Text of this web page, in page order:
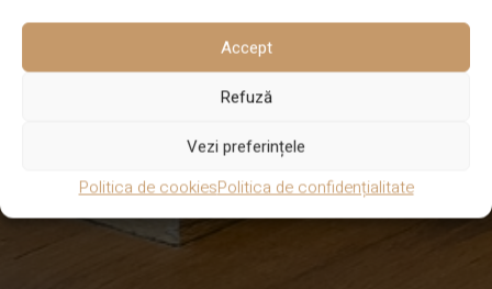
Accept
Refuză
Vezi preferințele
Politica de cookiesPolitica de confidențialitate